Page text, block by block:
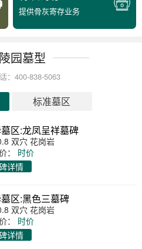
提供骨灰寄存业务
园墓型
：400-838-5063
标准墓区
区:龙凤呈祥墓碑
双穴 花岗岩
：
时价
详情
区:黑色三墓碑
双穴 花岗岩
：
时价
详情